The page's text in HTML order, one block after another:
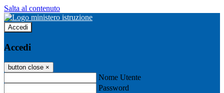
Salta al contenuto
Accedi
Accedi
button close ×
Nome Utente
Password